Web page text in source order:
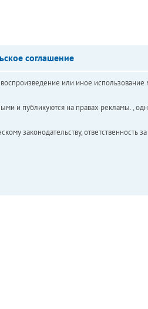
соглашение
или иное
и публикуются на правах рекламы. ,
законодательству, ответственность